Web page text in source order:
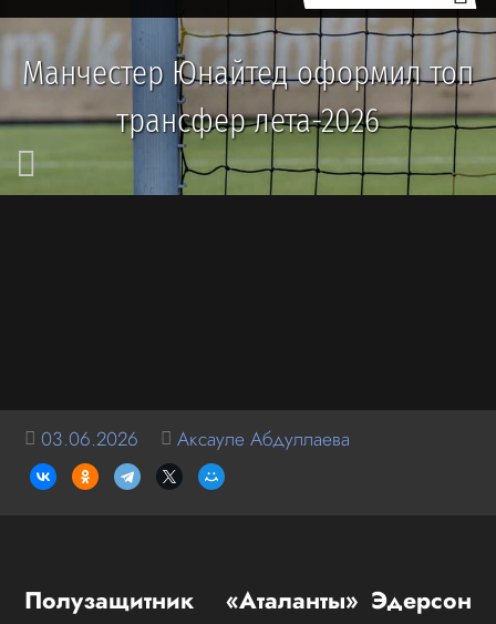
Манчестер Юнайтед оформил топ
трансфер лета-2026
03.06.2026 Аксауле Абдуллаева
Полузащитник «Аталанты» Эдерсон